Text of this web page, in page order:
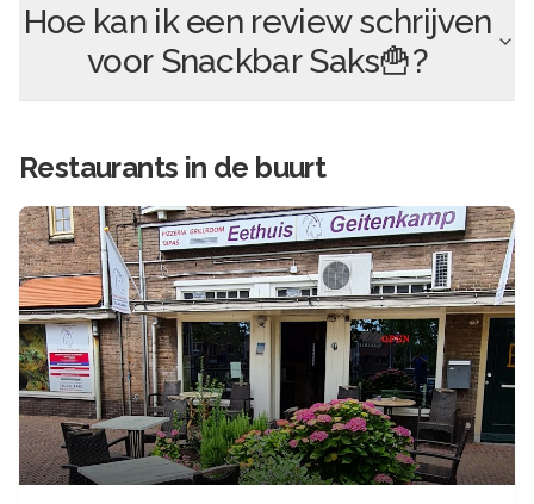
Hoe kan ik een review schrijven
voor Snackbar Saks🍟?
Restaurants in de buurt